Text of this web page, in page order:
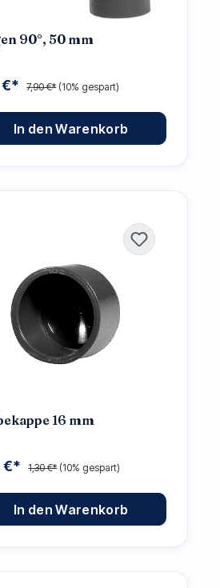
90°, 50 mm
€* 7,90 €* (10% gespart)
In den Warenkorb
16 mm
€* 1,30 €* (10% gespart)
In den Warenkorb